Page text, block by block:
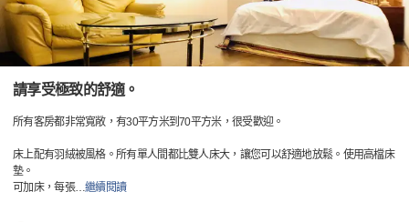
請享受極致的舒適。
所有客房都非常寬敞，有30平方米到70平方米，很受歡迎。
床上配有羽絨被風格。所有單人間都比雙人床大，讓您可以舒適地放鬆。使用高檔床
墊。
可加床，每張…繼續閱讀